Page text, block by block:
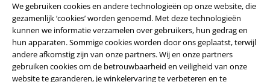
We gebruiken cookies en andere technologieën op onze website, die
gezamenlijk ‘cookies’ worden genoemd. Met deze technologieën
kunnen we informatie verzamelen over gebruikers, hun gedrag en
hun apparaten. Sommige cookies worden door ons geplaatst, terwijl
andere afkomstig zijn van onze partners. Wij en onze partners
gebruiken cookies om de betrouwbaarheid en veiligheid van onze
website te garanderen, je winkelervaring te verbeteren en te